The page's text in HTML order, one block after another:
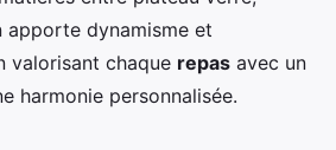
apporte dynamisme et
valorisant chaque repas avec un
harmonie personnalisée.